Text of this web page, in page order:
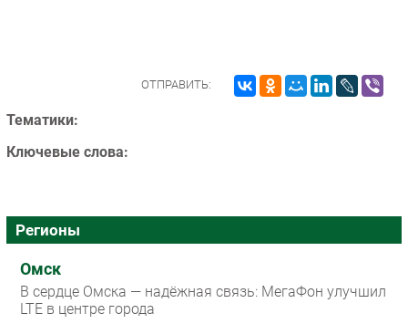
Оборудование
Кадры
Регулирование
Финансы
Web
ОТПРАВИТЬ:
Тематики:
Ключевые слова:
Регионы
Омск
В сердце Омска — надёжная связь: МегаФон улучшил
LTE в центре города